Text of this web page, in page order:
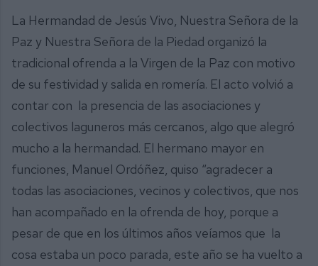
La Hermandad de Jesús Vivo, Nuestra Señora de la
Paz y Nuestra Señora de la Piedad organizó la
tradicional ofrenda a la Virgen de la Paz con motivo
de su festividad y salida en romería. El acto volvió a
contar con la presencia de las asociaciones y
colectivos laguneros más cercanos, algo que alegró
mucho a la hermandad. El hermano mayor en
funciones, Manuel Ordóñez, quiso “agradecer a
todas las asociaciones, vecinos y colectivos, que nos
han acompañado en la ofrenda de hoy, porque a
pesar de que en los últimos años veíamos que la
cosa estaba un poco parada, este año se ha vuelto a